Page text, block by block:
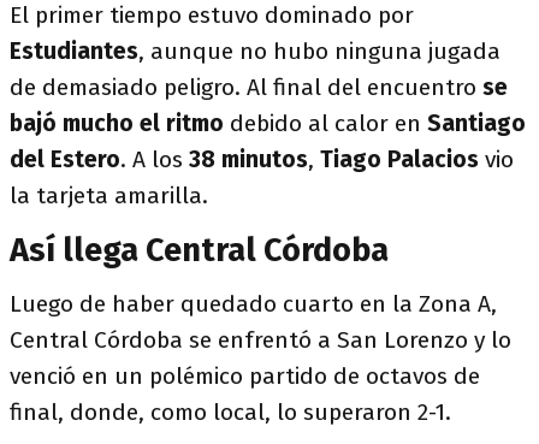
El primer tiempo estuvo dominado por
Estudiantes, aunque no hubo ninguna jugada
de demasiado peligro. Al final del encuentro se
bajó mucho el ritmo debido al calor en Santiago
del Estero. A los 38 minutos, Tiago Palacios vio
la tarjeta amarilla.
Así llega Central Córdoba
Luego de haber quedado cuarto en la Zona A,
Central Córdoba se enfrentó a San Lorenzo y lo
venció en un polémico partido de octavos de
final, donde, como local, lo superaron 2-1.